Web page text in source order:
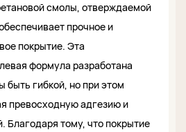
смолы, отверждаемой
прочное и
покрытие. Эта
формула разработана
быть гибкой, но при этом
превосходную адгезию и
Благодаря тому, что покрытие